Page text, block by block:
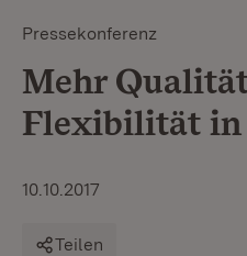
Pressekonferenz
Mehr
Flexibilität in
10.10.2017
Teilen